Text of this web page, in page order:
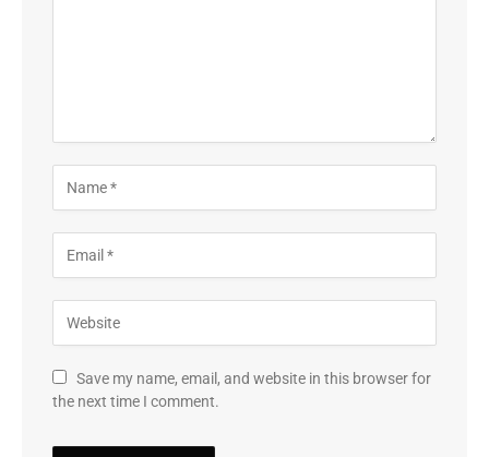
Save my name, email, and website in this browser for
the next time I comment.